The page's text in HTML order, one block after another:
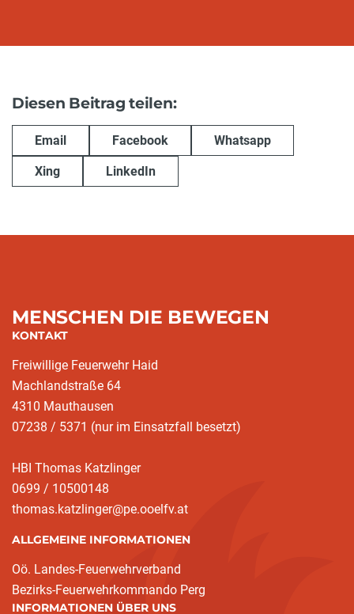
Diesen Beitrag teilen:
Email Facebook Whatsapp
Xing LinkedIn
MENSCHEN DIE BEWEGEN
KONTAKT
Freiwillige Feuerwehr Haid
Machlandstraße 64
4310 Mauthausen
07238 / 5371 (nur im Einsatzfall besetzt)
HBI Thomas Katzlinger
0699 / 10500148
thomas.katzlinger@pe.ooelfv.at
ALLGEMEINE INFORMATIONEN
Oö. Landes-Feuerwehrverband
Bezirks-Feuerwehrkommando Perg
INFORMATIONEN ÜBER UNS